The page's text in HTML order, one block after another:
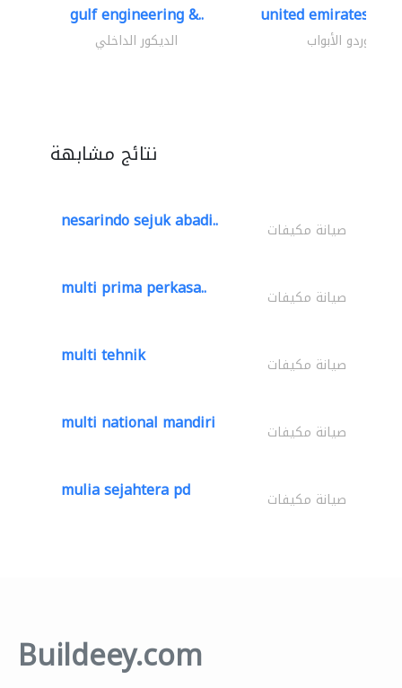
gulf engineering &..
الديكور الداخلي
united emirates
موردو الأبواب
نتائج مشابهة
nesarindo sejuk abadi.. صيانة مكيفات
multi prima perkasa.. صيانة مكيفات
multi tehnik صيانة مكيفات
multi national mandiri صيانة مكيفات
mulia sejahtera pd صيانة مكيفات
Buildeey.com